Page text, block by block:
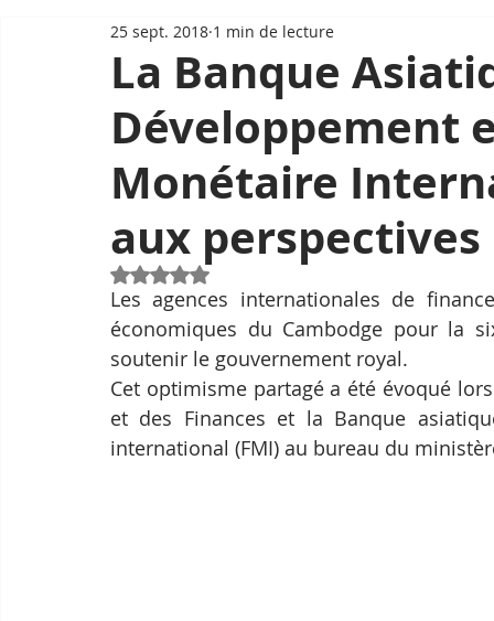
La Banque
Développement
Monétaire
aux perspectives
25 sept. 2018 1 min de lecture
Noté NaN étoiles sur 5.
Les agences internationales de
économiques du Cambodge pour la
soutenir le gouvernement royal.
Cet optimisme partagé a été évoqué
et des Finances et la Banque
international (FMI) au bureau du